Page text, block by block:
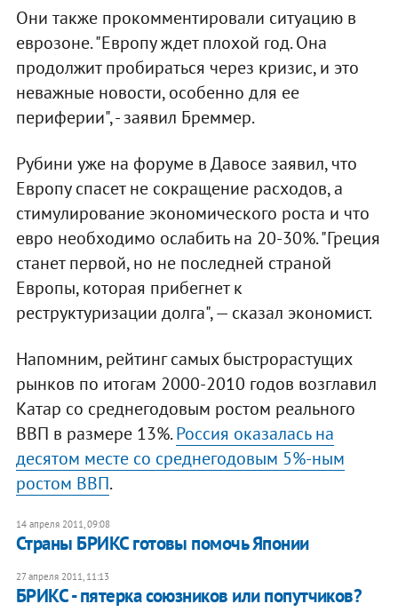
Они также прокомментировали ситуацию в
еврозоне. "Европу ждет плохой год. Она
продолжит пробираться через кризис, и это
неважные новости, особенно для ее
периферии", - заявил Бреммер.
Рубини уже на форуме в Давосе заявил, что
Европу спасет не сокращение расходов, а
стимулирование экономического роста и что
евро необходимо ослабить на 20-30%. "Греция
станет первой, но не последней страной
Европы, которая прибегнет к
реструктуризации долга", — сказал экономист.
Напомним, рейтинг самых быстрорастущих
рынков по итогам 2000-2010 годов возглавил
Катар со среднегодовым ростом реального
ВВП в размере 13%.Россия оказалась на
десятом месте со среднегодовым 5%-ным
ростом ВВП.
14 апреля 2011, 09:08
Страны БРИКС готовы помочь Японии
27 апреля 2011, 11:13
БРИКС - пятерка союзников или попутчиков?